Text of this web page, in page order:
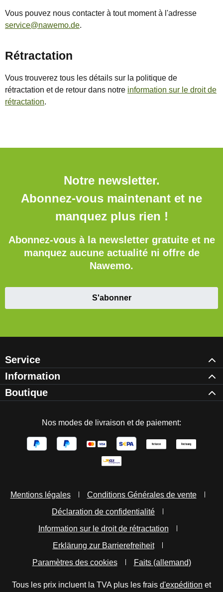
Vous pouvez nous contacter à tout moment à l'adresse
service@nawemo.de.
Rétractation
Vous trouverez tous les détails sur la politique de
rétractation et de retour dans notre information sur le droit de
rétractation.
Notre newsletter.
Abonnez-vous maintenant et ne
manquez plus rien !
Abonnez-vous à la newsletter gratuite et ne
manquez aucune actualité ni offre de
Nawemo.
S'abonner
Service
Information
Boutique
Nos modes de livraison et de paiement:
Mentions légales
Conditions Générales de vente
Déclaration de confidentialité
Information sur le droit de rétractation
Erklärung zur Barrierefreiheit
Paramètres des cookies
Faits (allemand)
Tous les prix incluent la TVA plus les frais d'expédition et